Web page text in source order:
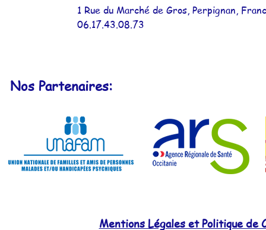
1 Rue du Marché de Gros, Perpignan,
06.17.43.08.73
Nos Partenaires:
Mentions Légales et Politique de